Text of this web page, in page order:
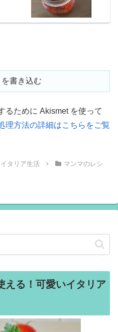
書き込む
るために Akismet を使って
理方法の詳細はこちらをご覧
イタリア生活
マンマのレシ
える！可愛いイタリア